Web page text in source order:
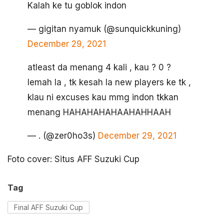
Kalah ke tu goblok indon
— gigitan nyamuk (@sunquickkuning)
December 29, 2021
atleast da menang 4 kali , kau ? 0 ?
lemah la , tk kesah la new players ke tk ,
klau ni excuses kau mmg indon tkkan
menang HAHAHAHAHAAHAHHAAH
— . (@zer0ho3s) December 29, 2021
Foto cover: Situs AFF Suzuki Cup
Tag
Final AFF Suzuki Cup